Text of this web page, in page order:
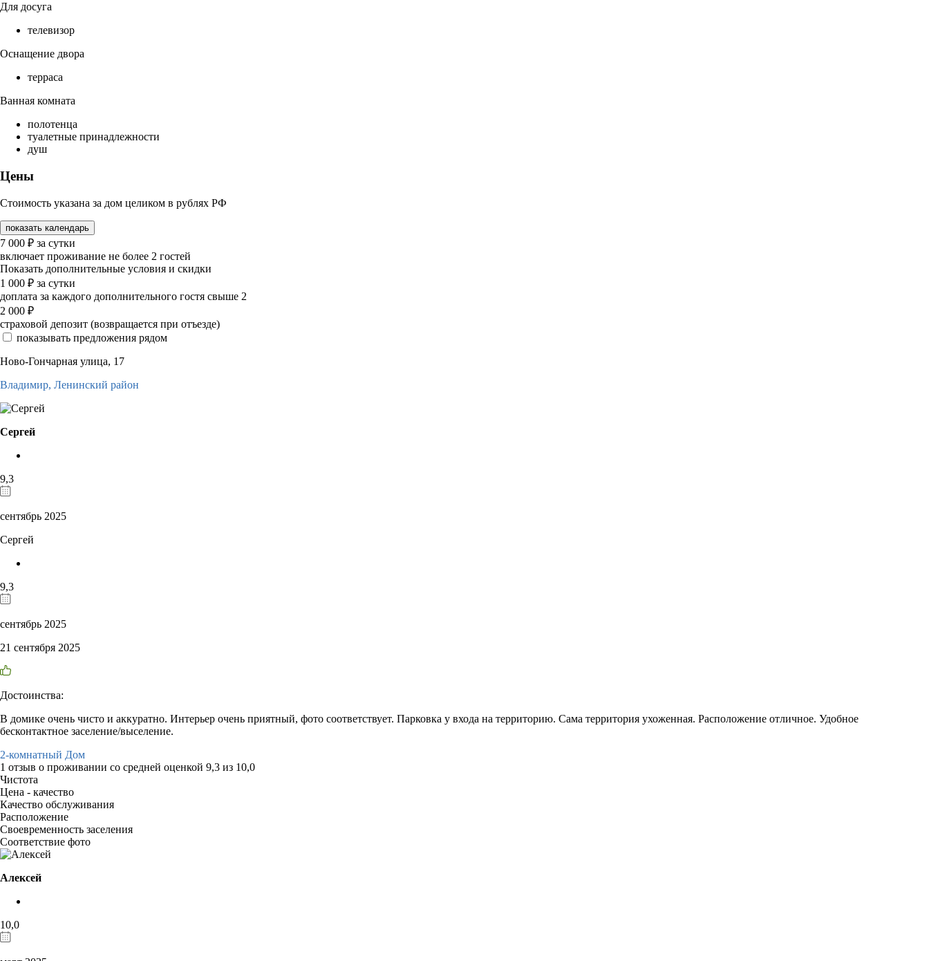
Для досуга
телевизор
Оснащение двора
терраса
Ванная комната
полотенца
туалетные принадлежности
душ
Цены
Стоимость указана за дом целиком в рублях РФ
показать календарь
7 000 ₽ за сутки
включает проживание не более 2 гостей
Показать дополнительные условия и скидки
1 000 ₽ за сутки
доплата за каждого дополнительного гостя свыше 2
2 000 ₽
страховой депозит (возвращается при отъезде)
показывать предложения рядом
Ново-Гончарная улица, 17
Владимир, Ленинский район
Сергей
9,3
сентябрь 2025
Сергей
9,3
сентябрь 2025
21 сентября 2025
Достоинства:
В домике очень чисто и аккуратно. Интерьер очень приятный, фото соответствует. Парковка у входа на территорию. Сама территория ухоженная. Расположение отличное. Удобное
бесконтактное заселение/выселение.
2-комнатный Дом
1 отзыв о проживании со средней оценкой 9,3 из 10,0
Чистота
Цена - качество
Качество обслуживания
Расположение
Своевременность заселения
Соответствие фото
Алексей
10,0